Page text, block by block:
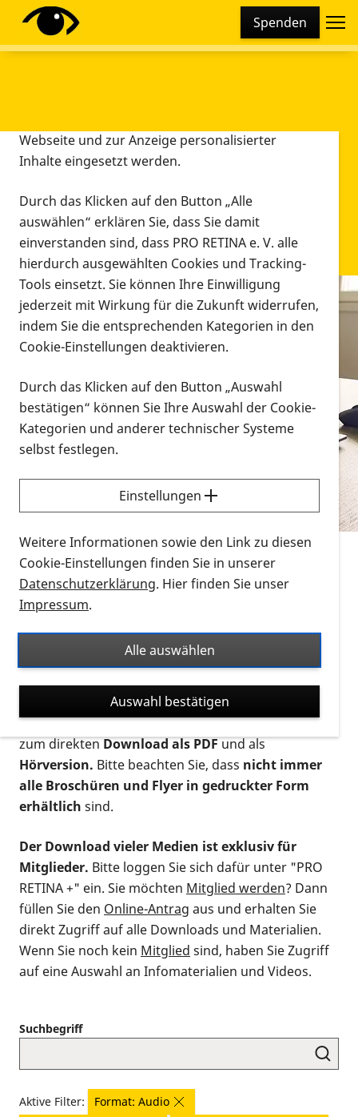
Spenden
Infomaterial
Infomaterial
Vorlesen
Alle Infomaterialien in verschiedenen
Formaten an einem Ort
Sie möchten wissen, wie Sie nach Infonmaterial
suchen und dieses bestellen bzw. herunterladen
können? Schauen Sie sich dieErklärvideos zum
Thema Infomaterial auf der PRO RETINA-Website
für blinde und sehbehinderte Menschen an.
Auf dieser Seite finden Sie sämtliches Infomaterial
Ort. Nutzen Sie den Formatfilter, um ausschließlich
nach Flyern und Broschüren, Audios oder Videos zu
suchen. Die meisten Flyer und Broschüren werden in
verschiedenen Formaten angeboten: zur
postalischen Bestellung als gedruckte Variante
zum direktenDownload als PDFund als
Hörversion. Bitte beachten Sie, dass nicht immer
alle Broschüren und Flyer in gedruckter Form
erhältlich sind.
Der Download vieler Medien ist exklusiv für
Mitglieder. Bitte loggen Sie sich dafür unter "PRO
RETINA +" ein. Sie möchten Mitglied werden? Dann
füllen Sie den Online-Antrag aus und erhalten Sie
direkt Zugriff auf alle Downloads und Materialien.
Wenn Sie noch kein Mitglied sind, haben Sie Zugriff
auf eine Auswahl an Infomaterialien und Videos.
Suchbegriff
Aktive Filter:
Format: Audio
Diese Webseite setzt verschiedene Cookies und
Tracking-Tools ein. Dies beinhaltet Cookies und
Webseite und zur Anzeige personalisierter
Inhalte eingesetzt werden.
Durch das Klicken auf den Button „Alle
auswählen“ erklären Sie, dass Sie damit
einverstanden sind, dass PRO RETINA e. V. alle
hierdurch ausgewählten Cookies und Tracking-
Tools einsetzt. Sie können Ihre Einwilligung
jederzeit mit Wirkung für die Zukunft widerrufen,
indem Sie die entsprechenden Kategorien in den
Cookie-Einstellungen deaktivieren.
Durch das Klicken auf den Button „Auswahl
bestätigen“ können Sie Ihre Auswahl der Cookie-
Kategorien und anderer technischer Systeme
selbst festlegen.
Einstellungen
Weitere Informationen sowie den Link zu diesen
Cookie-Einstellungen finden Sie in unserer
Datenschutzerklärung. Hier finden Sie unser
Impressum.
Alle auswählen
Auswahl bestätigen